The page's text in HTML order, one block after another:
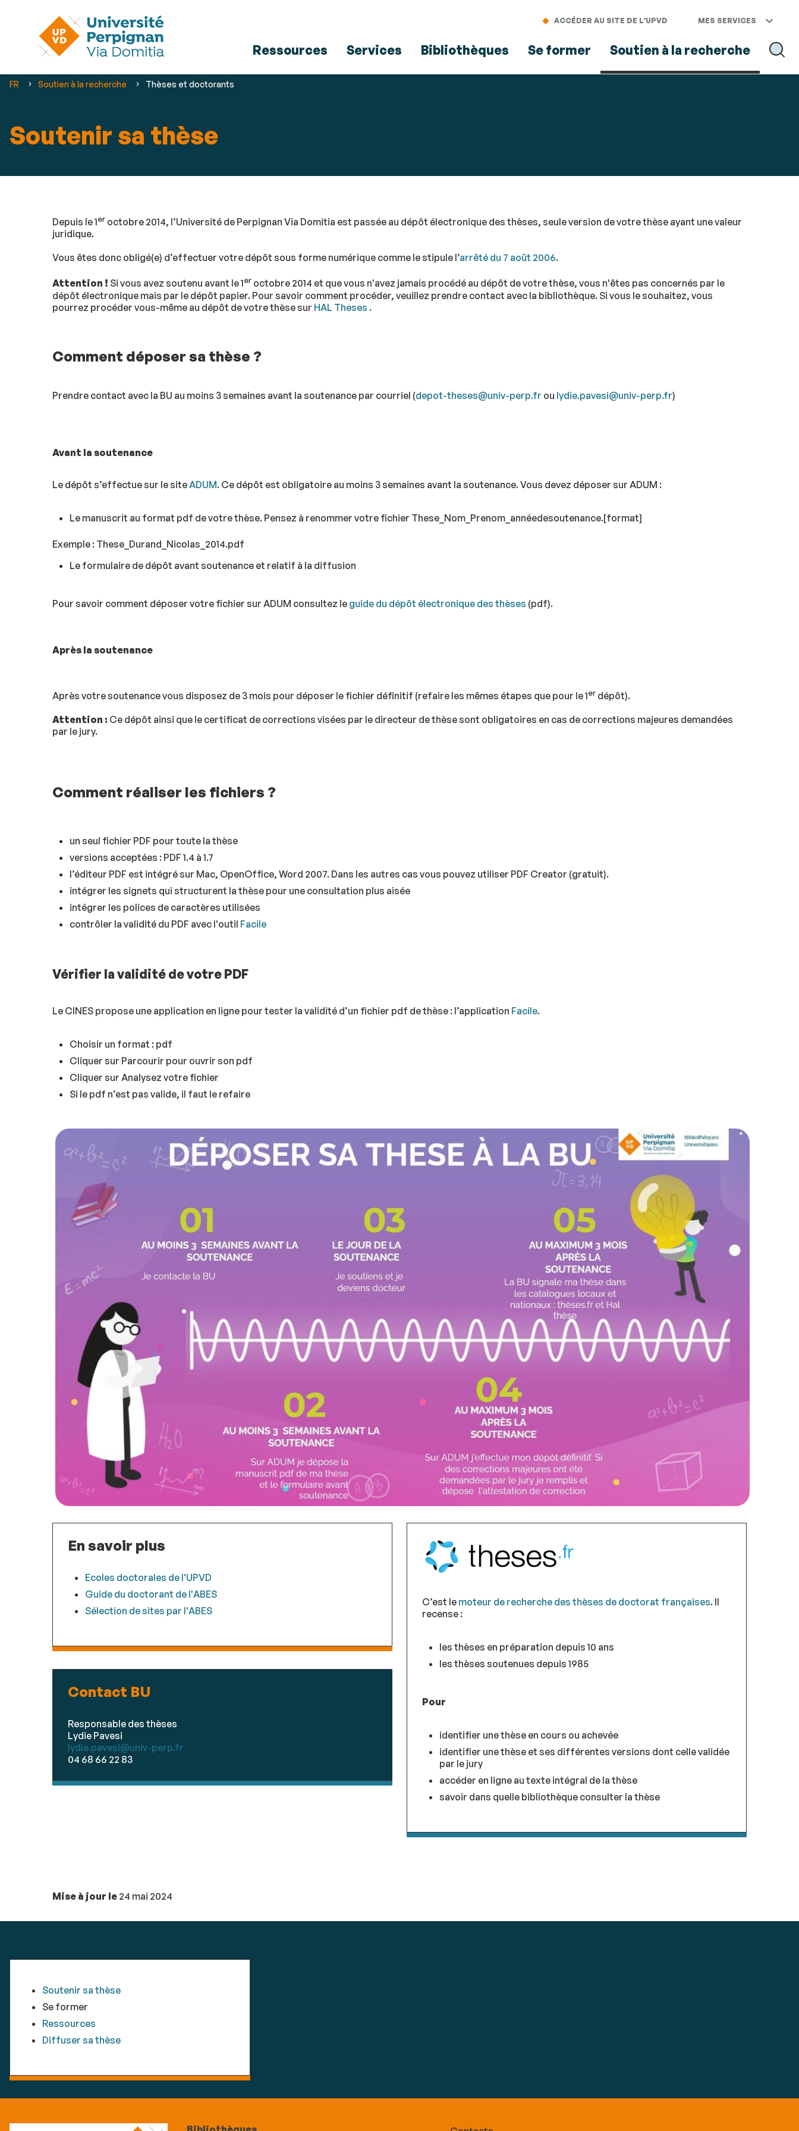
ACCÉDER AU SITE DE L’UPVD MES SERVICES
Ressources Services Bibliothèques Se former Soutien à la recherche
Vous
FR Soutien à la recherche Thèses et doctorants
Soutenir sa thèse
Depuis le 1er octobre 2014, l’Université de Perpignan Via Domitia est passée au dépôt électronique des thèses, seule version de votre thèse ayant une valeur
juridique.
Vous êtes donc obligé(e) d’effectuer votre dépôt sous forme numérique comme le stipule l’arrêté du 7 août 2006.
Attention ! Si vous avez soutenu avant le 1er octobre 2014 et que vous n'avez jamais procédé au dépôt de votre thèse, vous n'êtes pas concernés par le
dépôt électronique mais par le dépôt papier. Pour savoir comment procéder, veuillez prendre contact avec la bibliothèque. Si vous le souhaitez, vous
pourrez procéder vous-même au dépôt de votre thèse sur HAL Theses .
Comment déposer sa thèse ?
Prendre contact avec la BU au moins 3 semaines avant la soutenance par courriel (depot-theses@univ-perp.fr ou lydie.pavesi@univ-perp.fr)
Avant la soutenance
Le dépôt s’effectue sur le siteADUM. Ce dépôt est obligatoire au moins 3 semaines avant la soutenance. Vous devez déposer sur ADUM :
Le manuscrit au format pdf de votre thèse. Pensez à renommer votre fichier These_Nom_Prenom_annéedesoutenance.[format]
Exemple : These_Durand_Nicolas_2014.pdf
Le formulaire de dépôt avant soutenance et relatif à la diffusion
Pour savoir comment déposer votre fichier sur ADUM consultez le guide du dépôt électronique des thèses (pdf).
Après la soutenance
Après votre soutenance vous disposez de 3 mois pour déposer le fichier définitif (refaire les mêmes étapes que pour le 1er dépôt).
Attention : Ce dépôt ainsi que le certificat de corrections visées par le directeur de thèse sont obligatoires en cas de corrections majeures demandées
par le jury.
Comment réaliser les fichiers ?
un seul fichier PDF pour toute la thèse
versions acceptées : PDF 1.4 à 1.7
l’éditeur PDF est intégré sur Mac, OpenOffice, Word 2007. Dans les autres cas vous pouvez utiliser PDF Creator (gratuit).
intégrer les signets qui structurent la thèse pour une consultation plus aisée
intégrer les polices de caractères utilisées
contrôler la validité du PDF avec l'outil Facile
Vérifier la validité de votre PDF
Le CINES propose une application en ligne pour tester la validité d’un fichier pdf de thèse : l’application Facile.
Choisir un format : pdf
Cliquer sur Parcourir pour ouvrir son pdf
Cliquer sur Analysez votre fichier
Si le pdf n’est pas valide, il faut le refaire
En savoir plus
Ecoles doctorales de l'UPVD
Guide du doctorant de l'ABES
Sélection de sites par l'ABES
Contact BU
Responsable des thèses
Lydie Pavesi
lydie.pavesi@univ-perp.fr
04 68 66 22 83
C’est le moteur de recherche des thèses de doctorat françaises. Il
recense :
les thèses en préparation depuis 10 ans
les thèses soutenues depuis 1985
Pour
identifier une thèse en cours ou achevée
identifier une thèse et ses différentes versions dont celle validée
par le jury
accéder en ligne au texte intégral de la thèse
savoir dans quelle bibliothèque consulter la thèse
Mise à jour le 24 mai 2024
Soutenir sa thèse
Se former
Ressources
Diffuser sa thèse